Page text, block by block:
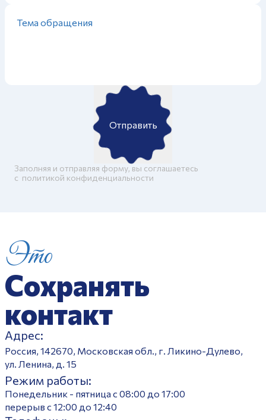
Отправить
Заполняя и отправляя форму, вы соглашаетесь
c политикой конфиденциальности
Это
Сохранять
контакт
Адрес:
Россия, 142670, Московская обл., г. Ликино-Дулево,
ул. Ленина, д. 15
Режим работы:
Понедельник - пятница с 08:00 до 17:00
перерыв с 12:00 до 12:40